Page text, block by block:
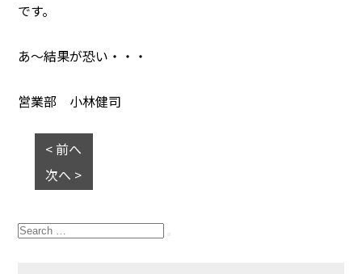
です。
あ～結果が恐い・・・
営業部 小林健司
< 前へ
次へ >
Search
for: